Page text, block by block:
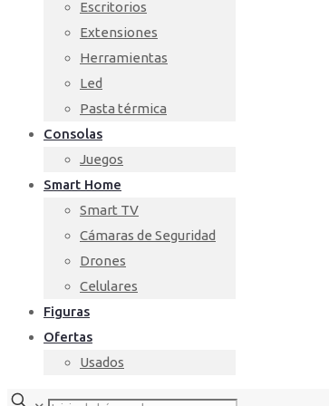
Escritorios
Extensiones
Herramientas
Led
Pasta térmica
Consolas
Juegos
Smart Home
Smart TV
Cámaras de Seguridad
Drones
Celulares
Figuras
Ofertas
Usados